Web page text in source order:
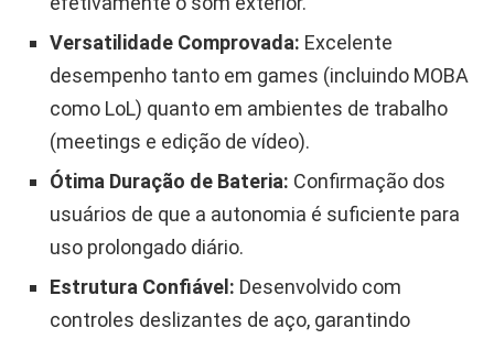
Versatilidade Comprovada: Excelente
desempenho tanto em games (incluindo MOBA
como LoL) quanto em ambientes de trabalho
(meetings e edição de vídeo).
Ótima Duração de Bateria: Confirmação dos
usuários de que a autonomia é suficiente para
uso prolongado diário.
Estrutura Confiável: Desenvolvido com
controles deslizantes de aço, garantindo